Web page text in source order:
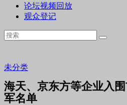
论坛视频回放
观众登记
未分类
海天、京东方等企业入
军名单